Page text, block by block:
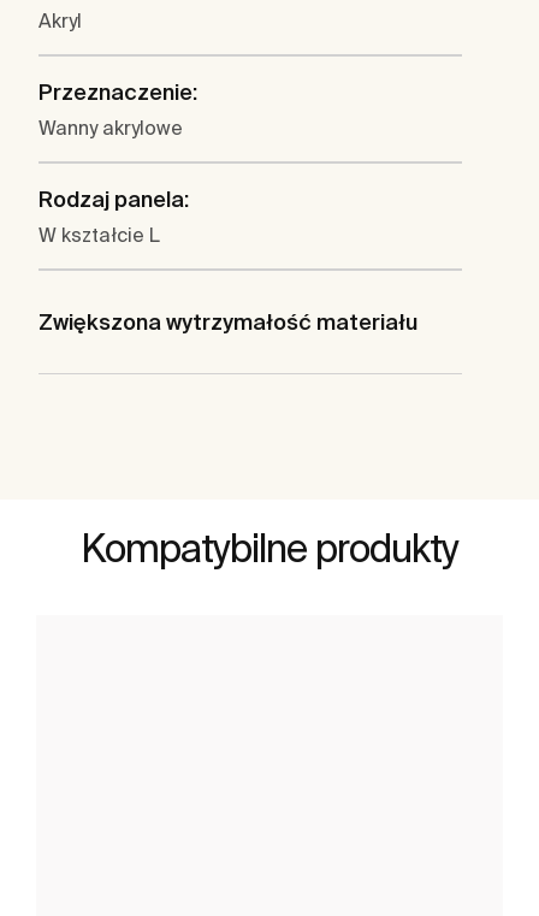
Akryl
Przeznaczenie:
Wanny akrylowe
Rodzaj panela:
W kształcie L
Zwiększona wytrzymałość materiału
Kompatybilne produkty